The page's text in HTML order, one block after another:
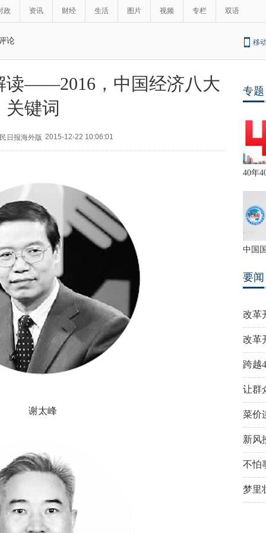
政 资讯 财经 生活 图片 视频 专栏 双语
论 移
读——2016，中国经济八大
关键词
日报海外版 2015-12-22 10:06:01
谢太峰
专题
40年
中国
要闻
改革
改革
跨越
让群
菜价
新风
不怕
梦里